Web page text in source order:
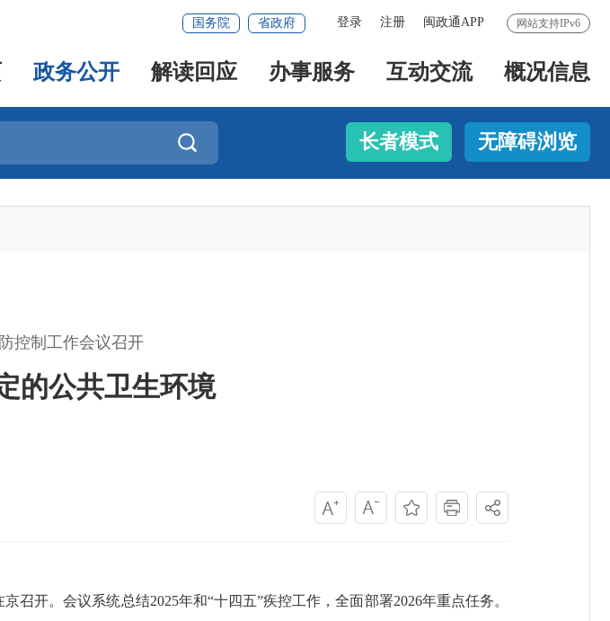
网站支持IPv6
登录 注册 闽政通APP
国务院 省政府
政务公开 解读回应 办事服务 互动交流 概况信息
 长者模式 无障碍浏览
控制工作会议召开
的公共卫生环境
开。会议系统总结2025年和“十四五”疾控工作，全面部署2026年重点任务。